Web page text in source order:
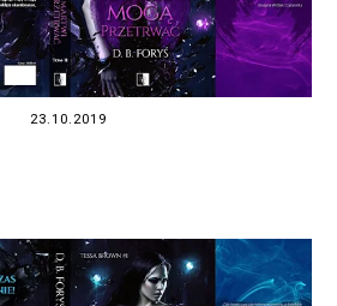
23.10.2019